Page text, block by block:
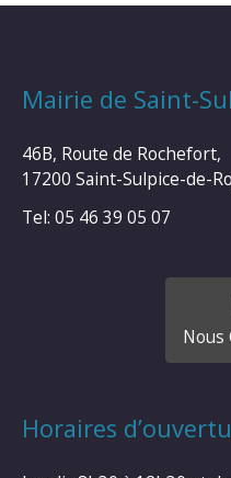
Mairie de Saint-
46B, Route de Rochefort,
17200 Saint-Sulpice-de-
Tel: 05 46 39 05 07
Nous
Horaires